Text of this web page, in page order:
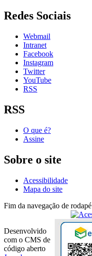
Redes Sociais
Webmail
Intranet
Facebook
Instagram
Twitter
YouTube
RSS
RSS
O que é?
Assine
Sobre o site
Acessibilidade
Mapa do site
Fim da navegação de rodapé
Desenvolvido
com o CMS de
código aberto